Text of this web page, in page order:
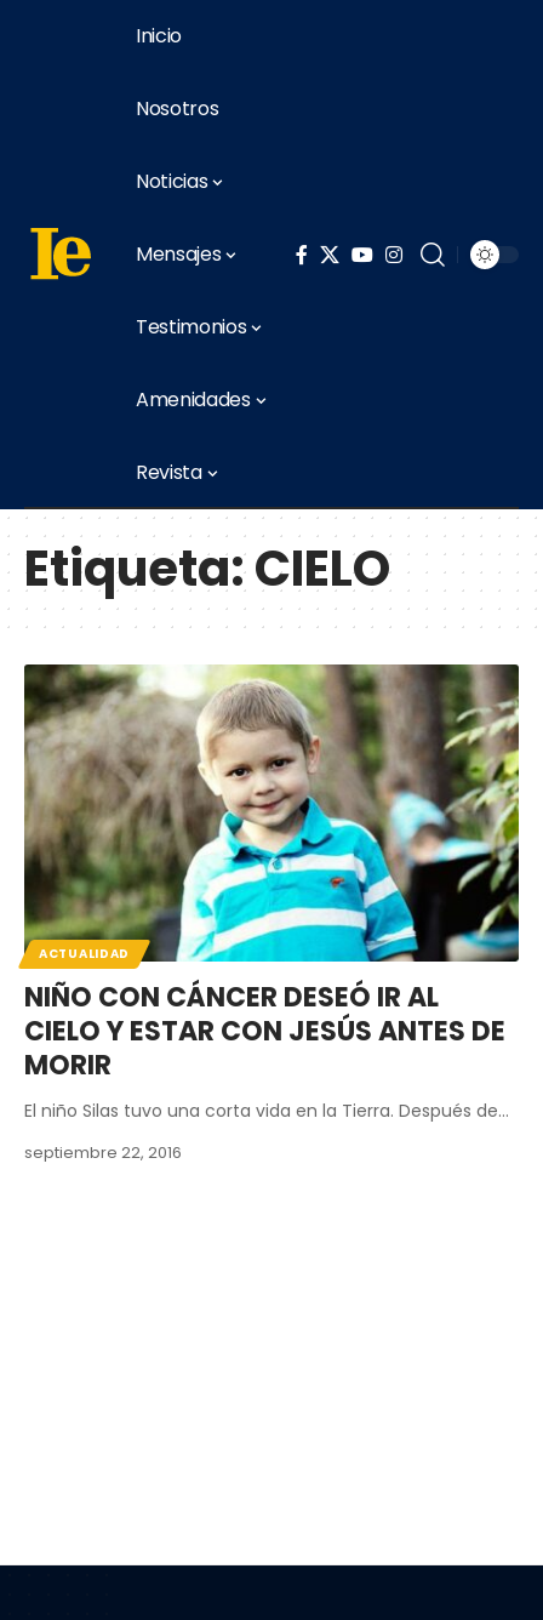
Inicio
Nosotros
Noticias
Mensajes
Testimonios
Amenidades
Revista
Etiqueta:CIELO
ACTUALIDAD
NIÑO CON CÁNCER DESEÓ IR AL
CIELO Y ESTAR CON JESÚS ANTES DE
MORIR
El niño Silas tuvo una corta vida en la Tierra. Después de…
septiembre 22, 2016